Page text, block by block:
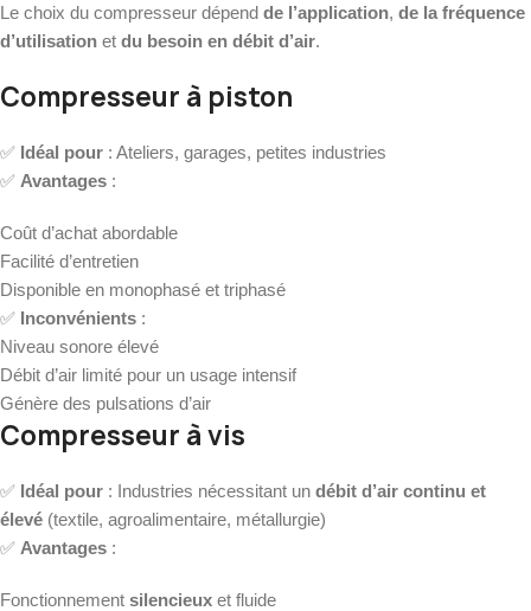
Le choix du compresseur dépend de l’application, de la fréquence
d’utilisation et du besoin en débit d’air.
Compresseur à piston
✅ Idéal pour : Ateliers, garages, petites industries
✅ Avantages :
Coût d’achat abordable
Facilité d’entretien
Disponible en monophasé et triphasé
✅ Inconvénients :
Niveau sonore élevé
Débit d’air limité pour un usage intensif
Génère des pulsations d’air
Compresseur à vis
✅ Idéal pour : Industries nécessitant un débit d’air continu et
élevé (textile, agroalimentaire, métallurgie)
✅ Avantages :
Fonctionnement silencieux et fluide